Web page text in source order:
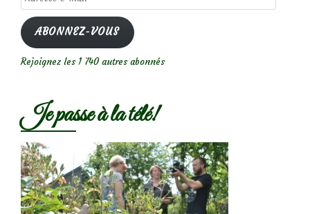
e-
mail
ABONNEZ-VOUS
Rejoignez les 1 740 autres abonnés
Je passe à la télé!